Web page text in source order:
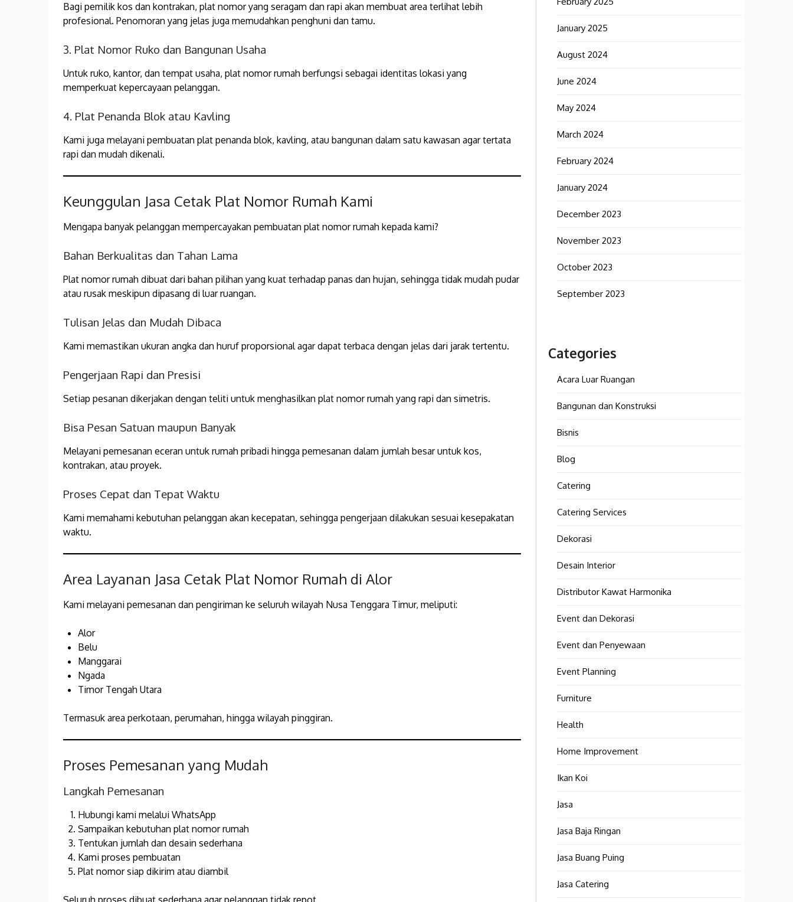
Bagi pemilik kos dan kontrakan, plat nomor yang seragam dan rapi akan membuat area terlihat lebih
profesional. Penomoran yang jelas juga memudahkan penghuni dan tamu.
3. Plat Nomor Ruko dan Bangunan Usaha
Untuk ruko, kantor, dan tempat usaha, plat nomor rumah berfungsi sebagai identitas lokasi yang
memperkuat kepercayaan pelanggan.
4. Plat Penanda Blok atau Kavling
Kami juga melayani pembuatan plat penanda blok, kavling, atau bangunan dalam satu kawasan agar tertata
rapi dan mudah dikenali.
Keunggulan Jasa Cetak Plat Nomor Rumah Kami
Mengapa banyak pelanggan mempercayakan pembuatan plat nomor rumah kepada kami?
Bahan Berkualitas dan Tahan Lama
Plat nomor rumah dibuat dari bahan pilihan yang kuat terhadap panas dan hujan, sehingga tidak mudah pudar
atau rusak meskipun dipasang di luar ruangan.
Tulisan Jelas dan Mudah Dibaca
Kami memastikan ukuran angka dan huruf proporsional agar dapat terbaca dengan jelas dari jarak tertentu.
Pengerjaan Rapi dan Presisi
Setiap pesanan dikerjakan dengan teliti untuk menghasilkan plat nomor rumah yang rapi dan simetris.
Bisa Pesan Satuan maupun Banyak
Melayani pemesanan eceran untuk rumah pribadi hingga pemesanan dalam jumlah besar untuk kos,
kontrakan, atau proyek.
Proses Cepat dan Tepat Waktu
Kami memahami kebutuhan pelanggan akan kecepatan, sehingga pengerjaan dilakukan sesuai kesepakatan
waktu.
Area Layanan Jasa Cetak Plat Nomor Rumah di Alor
Kami melayani pemesanan dan pengiriman ke seluruh wilayah Nusa Tenggara Timur, meliputi:
Alor
Belu
Manggarai
Ngada
Timor Tengah Utara
Termasuk area perkotaan, perumahan, hingga wilayah pinggiran.
Proses Pemesanan yang Mudah
Langkah Pemesanan
Hubungi kami melalui WhatsApp
Sampaikan kebutuhan plat nomor rumah
Tentukan jumlah dan desain sederhana
Kami proses pembuatan
Plat nomor siap dikirim atau diambil
January 2025
August 2024
June 2024
May 2024
March 2024
February 2024
January 2024
December 2023
November 2023
October 2023
September 2023
Categories
Acara Luar Ruangan
Bangunan dan Konstruksi
Bisnis
Blog
Catering
Catering Services
Dekorasi
Desain Interior
Distributor Kawat Harmonika
Event dan Dekorasi
Event dan Penyewaan
Event Planning
Furniture
Health
Home Improvement
Ikan Koi
Jasa
Jasa Baja Ringan
Jasa Buang Puing
Jasa Catering